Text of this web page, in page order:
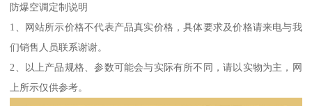
防爆空调定制说明
1、网站所示价格不代表产品真实价格，具体要求及价格请来电与我
们销售人员联系谢谢。
2、以上产品规格、参数可能会与实际有所不同，请以实物为主，网
上所示仅供参考。